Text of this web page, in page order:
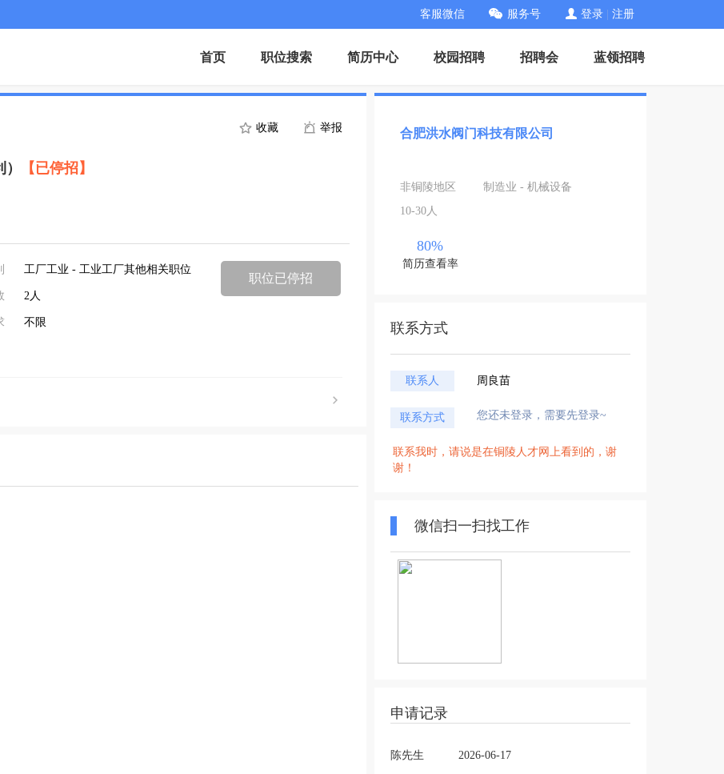
客服微信 服务号 登录 注册
首页 职位搜索 简历中心 校园招聘 招聘会 蓝领招聘
收藏 举报
【已停招】
工厂工业 - 工业工厂其他相关职位
2人
不限
职位已停招
合肥洪水阀门科技有限公司
非铜陵地区
制造业 - 机械设备
10-30人
80%
简历查看率
联系方式
联系人 周良苗
联系方式 您还未登录，需要先登录~
联系我时，请说是在铜陵人才网上看到的，谢
谢！
微信扫一扫找工作
申请记录
陈先生 2026-06-17